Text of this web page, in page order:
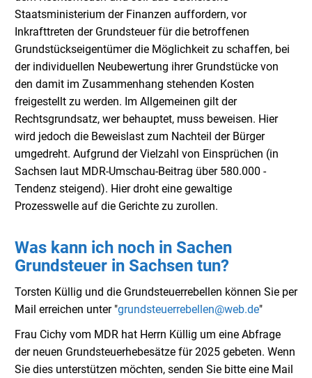
Staatsministerium der Finanzen auffordern, vor
Inkrafttreten der Grundsteuer für die betroffenen
Grundstückseigentümer die Möglichkeit zu schaffen, bei
der individuellen Neubewertung ihrer Grundstücke von
den damit im Zusammenhang stehenden Kosten
freigestellt zu werden. Im Allgemeinen gilt der
Rechtsgrundsatz, wer behauptet, muss beweisen. Hier
wird jedoch die Beweislast zum Nachteil der Bürger
umgedreht. Aufgrund der Vielzahl von Einsprüchen (in
Sachsen laut MDR-Umschau-Beitrag über 580.000 -
Tendenz steigend). Hier droht eine gewaltige
Prozesswelle auf die Gerichte zu zurollen.
Was kann ich noch in Sachen
Grundsteuer in Sachsen tun?
Torsten Küllig und die Grundsteuerrebellen können Sie per
Mail erreichen unter "grundsteuerrebellen@web.de"
Frau Cichy vom MDR hat Herrn Küllig um eine Abfrage
der neuen Grundsteuerhebesätze für 2025 gebeten. Wenn
Sie dies unterstützen möchten, senden Sie bitte eine Mail